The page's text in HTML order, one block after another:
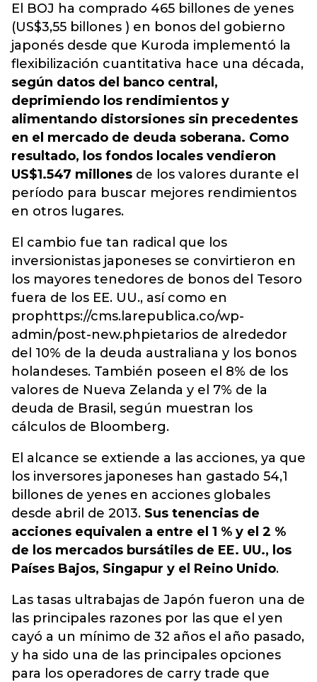
El BOJ ha comprado 465 billones de yenes
(US$3,55 billones ) en bonos del gobierno
japonés desde que Kuroda implementó la
flexibilización cuantitativa hace una década,
según datos del banco central,
deprimiendo los rendimientos y
alimentando distorsiones sin precedentes
en el mercado de deuda soberana. Como
resultado, los fondos locales vendieron
US$1.547 millones de los valores durante el
período para buscar mejores rendimientos
en otros lugares.
El cambio fue tan radical que los
inversionistas japoneses se convirtieron en
los mayores tenedores de bonos del Tesoro
fuera de los EE. UU., así como en
prophttps://cms.larepublica.co/wp-
admin/post-new.phpietarios de alrededor
del 10% de la deuda australiana y los bonos
holandeses. También poseen el 8% de los
valores de Nueva Zelanda y el 7% de la
deuda de Brasil, según muestran los
cálculos de Bloomberg.
El alcance se extiende a las acciones, ya que
los inversores japoneses han gastado 54,1
billones de yenes en acciones globales
desde abril de 2013. Sus tenencias de
acciones equivalen a entre el 1 % y el 2 %
de los mercados bursátiles de EE. UU., los
Países Bajos, Singapur y el Reino Unido.
Las tasas ultrabajas de Japón fueron una de
las principales razones por las que el yen
cayó a un mínimo de 32 años el año pasado,
y ha sido una de las principales opciones
para los operadores de carry trade que